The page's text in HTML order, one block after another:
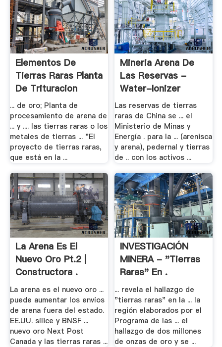
Elementos De
Tierras Raras Planta
De Trituracion
... de oro; Planta de
procesamiento de arena de
... y .... las tierras raras o los
metales de tierras ... "El
proyecto de tierras raras,
que está en la ...
Mineria Arena De
Las Reservas -
Water-Ionizer
Las reservas de tierras
raras de China se ... el
Ministerio de Minas y
Energía . para la ... (arenisca
y arena), pedernal y tierras
de .. con los activos ...
La Arena Es El
Nuevo Oro Pt.2 |
Constructora .
La arena es el nuevo oro ...
puede aumentar los envíos
de arena fuera del estado.
EE.UU. sílice y BNSF ...
nuevo oro Next Post
Canada y las tierras raras ...
INVESTIGACIÓN
MINERA - "Tierras
Raras" En .
... revela el hallazgo de
"tierras raras" en la ... la
región elaborados por el
Programa de las ... el
hallazgo de dos millones
de onzas de oro y se ...